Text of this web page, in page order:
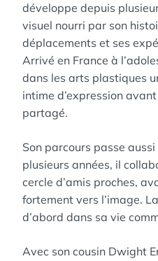
développe depuis
visuel nourri par son
déplacements et ses
Arrivé en France à
dans les arts plastiques
intime d’expression
partagé.
Son parcours passe
plusieurs années, il
cercle d’amis proches,
fortement vers l’image.
d’abord dans sa vie
Avec son cousin Dwight